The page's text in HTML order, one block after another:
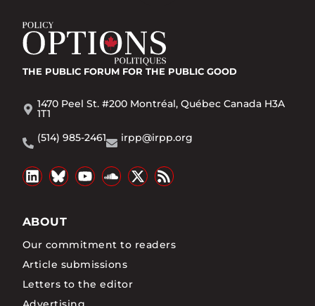
THE PUBLIC FORUM FOR THE PUBLIC GOOD
1470 Peel St. #200 Montréal, Québec Canada H3A
1T1
(514) 985-2461
irpp@irpp.org
ABOUT
Our commitment to readers
Article submissions
Letters to the editor